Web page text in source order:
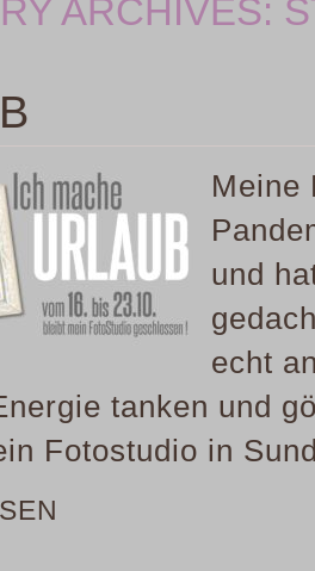
ARCHIVES:
Meine
und
echt
tanken und
Fotostudio in